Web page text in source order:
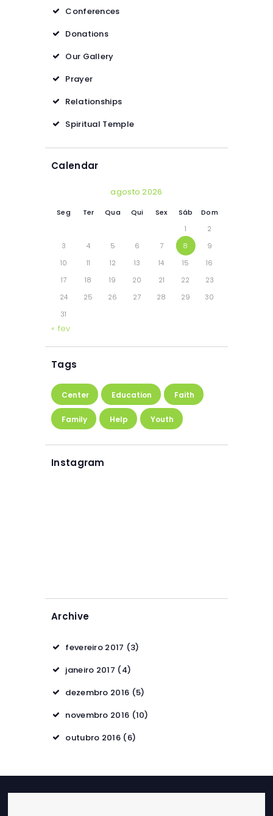
Conferences
Donations
Our Gallery
Prayer
Relationships
Spiritual Temple
Calendar
agosto 2026
Seg Ter Qua Qui Sex Sáb
Dom
1
2
3
4 5 6 7 8
9
10
11 12 13 14 15
16
17
18 19 20 21 22
23
24
25 26 27 28 29
30
31
« fev
Tags
Center Education Faith
Family Help Youth
Instagram
Archive
fevereiro 2017 (3)
janeiro 2017 (4)
dezembro 2016 (5)
novembro 2016 (10)
outubro 2016 (6)